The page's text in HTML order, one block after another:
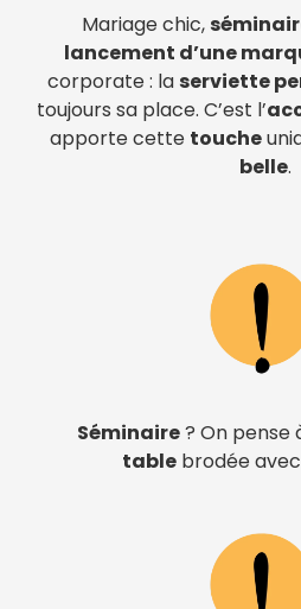
Mariage chic,
lancement d’une
corporate : la serviette
toujours sa place. C’est l’
apporte cette touche
belle.
Séminaire? On pense
tablebrodée